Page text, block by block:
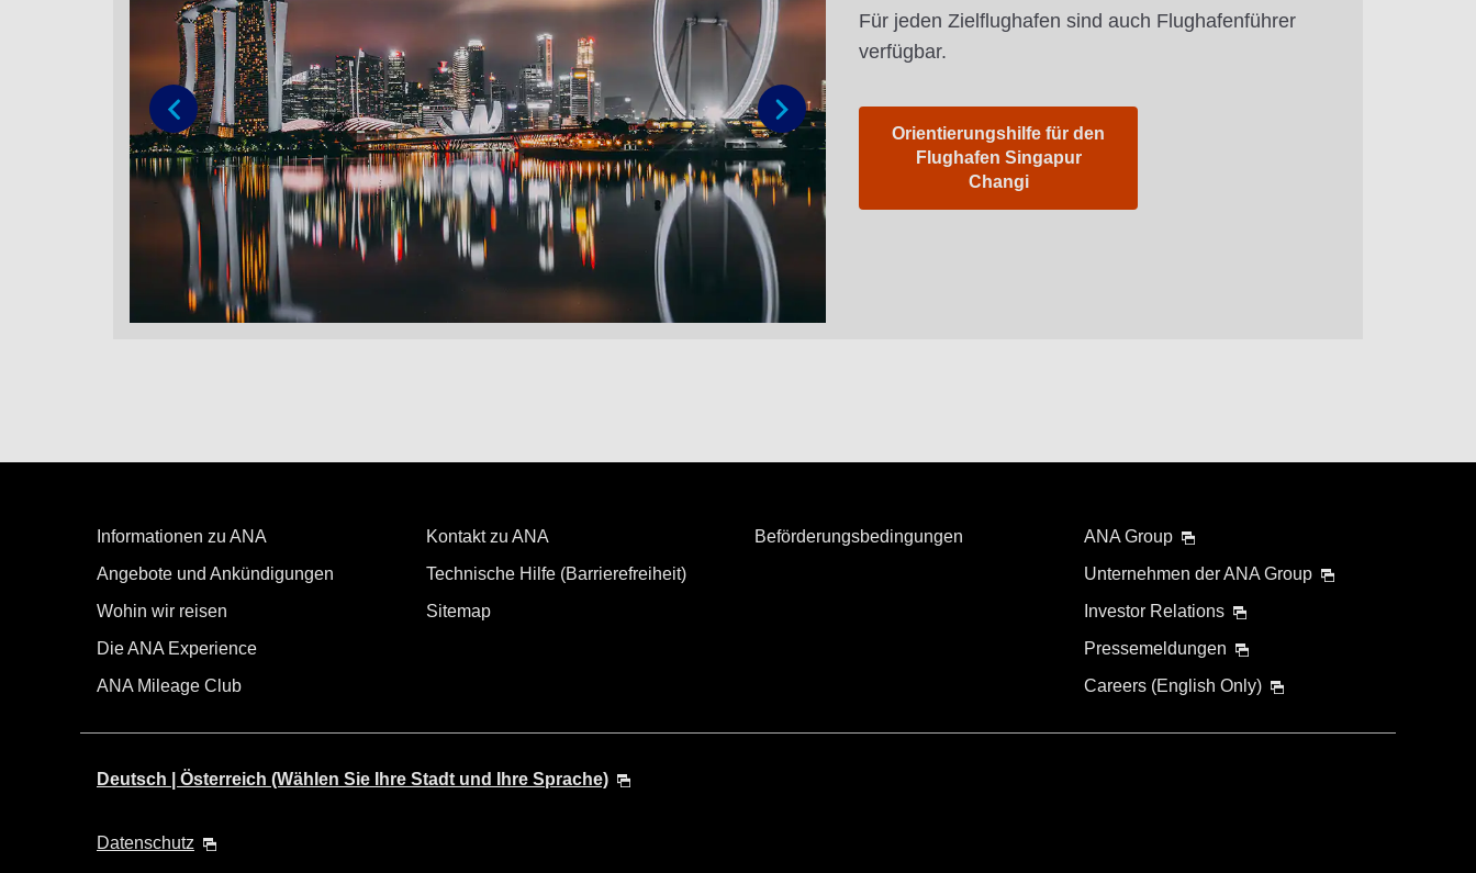
Vorige Weiter
Für jeden Zielflughafen sind auch Flughafenführer
verfügbar.
Orientierungshilfe für den
Flughafen Singapur
Changi
Informationen zu ANA
Angebote und Ankündigungen
Wohin wir reisen
Die ANA Experience
ANA Mileage Club
Kontakt zu ANA
Technische Hilfe (Barrierefreiheit)
Sitemap
Beförderungsbedingungen
ANA Group
Unternehmen der ANA Group
Investor Relations
Pressemeldungen
Careers (English Only)
Deutsch | Österreich (Wählen Sie Ihre Stadt und Ihre Sprache)
Datenschutz